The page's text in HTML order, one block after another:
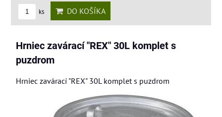
ks DO KOŠÍKA
Hrniec zavárací "REX" 30L komplet s
puzdrom
Hrniec zavárací "REX" 30L komplet s puzdrom